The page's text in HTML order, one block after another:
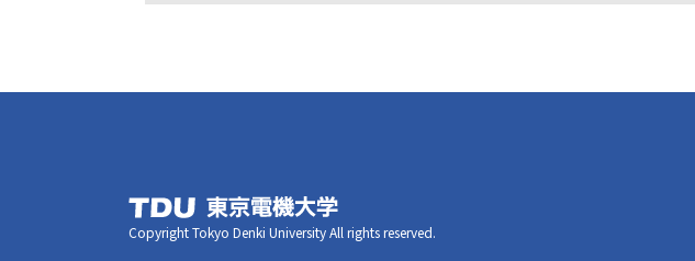
Copyright Tokyo Denki University All rights reserved.